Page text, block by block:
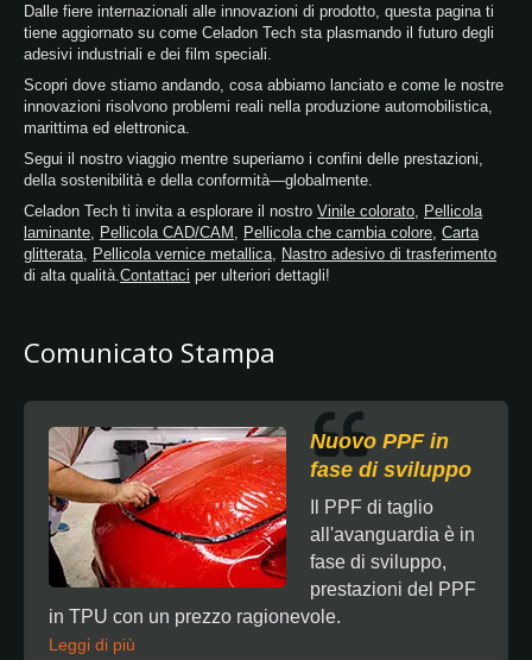
Dalle fiere internazionali alle innovazioni di prodotto, questa pagina ti
tiene aggiornato su come Celadon Tech sta plasmando il futuro degli
adesivi industriali e dei film speciali.
Scopri dove stiamo andando, cosa abbiamo lanciato e come le nostre
innovazioni risolvono problemi reali nella produzione automobilistica,
marittima ed elettronica.
Segui il nostro viaggio mentre superiamo i confini delle prestazioni,
della sostenibilità e della conformità—globalmente.
Celadon Tech ti invita a esplorare il nostro Vinile colorato Pellicola
laminante Pellicola CAD/CAM Pellicola che cambia colore Carta
glitterata Pellicola vernice metallica Nastro adesivo di trasferimento
di alta qualità. Contattaci per ulteriori dettagli!
Comunicato Stampa
Nuovo PPF in
fase di sviluppo
Il PPF di taglio
all'avanguardia è in
fase di sviluppo,
prestazioni del PPF
in TPU con un prezzo ragionevole.
Leggi di più